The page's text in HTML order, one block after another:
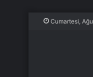
Cumartesi,